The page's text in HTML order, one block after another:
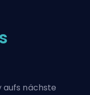
aufs nächste